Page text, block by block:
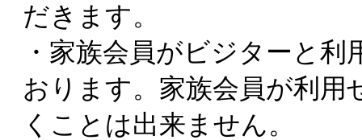
だきます。
・家族会員がビジターと
おります。家族会員が利
くことは出来ません。